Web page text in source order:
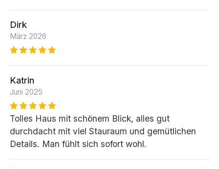
Dirk
März 2026
Katrin
Juni 2025
Tolles Haus mit schönem Blick, alles gut
durchdacht mit viel Stauraum und gemütlichen
Details. Man fühlt sich sofort wohl.